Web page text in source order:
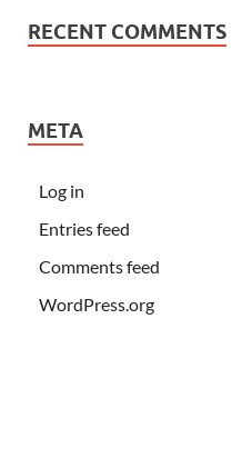
RECENT COMMENTS
META
Log in
Entries feed
Comments feed
WordPress.org